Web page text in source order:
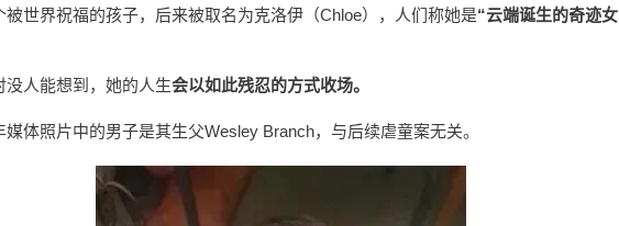
被世界祝福的孩子，后来被取名为克洛伊（Chloe），人们称她是“云端诞生的奇迹女
没人能想到，她的人生会以如此残忍的方式收场。
媒体照片中的男子是其生父Wesley Branch，与后续虐童案无关。